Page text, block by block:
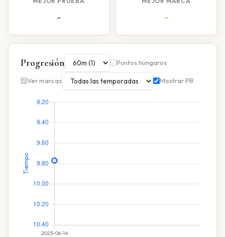
- -
Progresión Puntos húngaros
Ver marcas Mostrar PB